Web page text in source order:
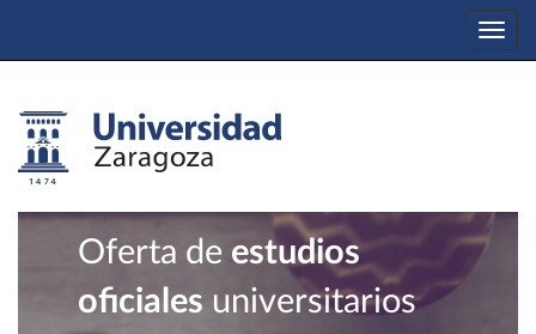
Oferta de estudios
oficiales universitarios